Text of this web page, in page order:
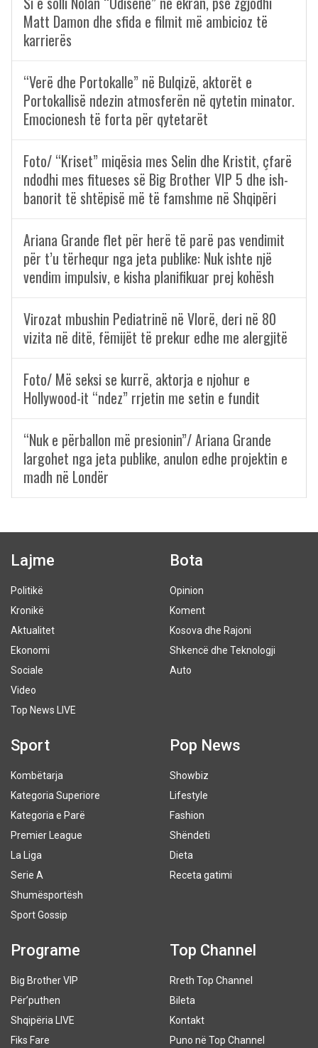
Matt Damon dhe sfida e filmit më ambicioz të
karrierës
“Verë dhe Portokalle” në Bulqizë, aktorët e
Portokallisë ndezin atmosferën në qytetin minator.
Emocionesh të forta për qytetarët
Foto/ “Kriset” miqësia mes Selin dhe Kristit, çfarë
ndodhi mes fitueses së Big Brother VIP 5 dhe ish-
banorit të shtëpisë më të famshme në Shqipëri
Ariana Grande flet për herë të parë pas vendimit
për t’u tërhequr nga jeta publike: Nuk ishte një
vendim impulsiv, e kisha planifikuar prej kohësh
Virozat mbushin Pediatrinë në Vlorë, deri në 80
vizita në ditë, fëmijët të prekur edhe me alergjitë
Foto/ Më seksi se kurrë, aktorja e njohur e
Hollywood-it “ndez” rrjetin me setin e fundit
“Nuk e përballon më presionin”/ Ariana Grande
largohet nga jeta publike, anulon edhe projektin e
madh në Londër
Lajme
Politikë
Kronikë
Aktualitet
Ekonomi
Sociale
Video
Top News LIVE
Bota
Opinion
Koment
Kosova dhe Rajoni
Shkencë dhe Teknologji
Auto
Sport
Kombëtarja
Kategoria Superiore
Kategoria e Parë
Premier League
La Liga
Serie A
Shumësportësh
Sport Gossip
Pop News
Showbiz
Lifestyle
Fashion
Shëndeti
Dieta
Receta gatimi
Programe
Big Brother VIP
Për’puthen
Shqipëria LIVE
Fiks Fare
Top Channel
Rreth Top Channel
Bileta
Kontakt
Puno në Top Channel